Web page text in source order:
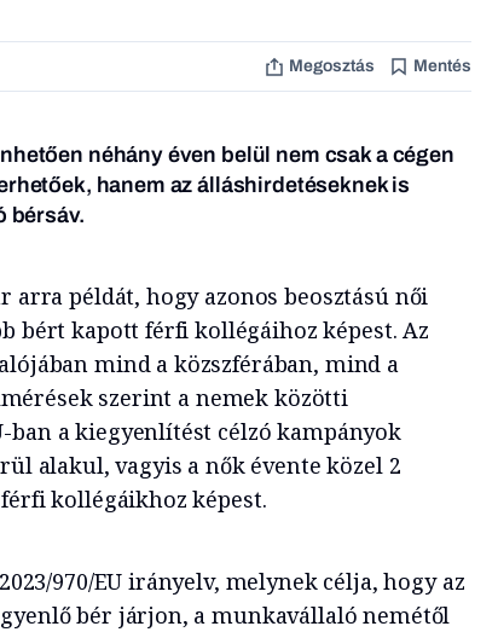
Megosztás Mentés
néhány éven belül nem csak a cégen
hanem az álláshirdetéseknek is
bérsáv.
példát, hogy azonos beosztású női
bért kapott férfi kollégáihoz képest. Az
mind a közszférában, mind a
szerint a nemek közötti
ban a kiegyenlítést célzó kampányok
alakul, vagyis a nők évente közel 2
kollégáikhoz képest.
970/EU irányelv, melynek célja, hogy az
bér járjon, a munkavállaló nemétől